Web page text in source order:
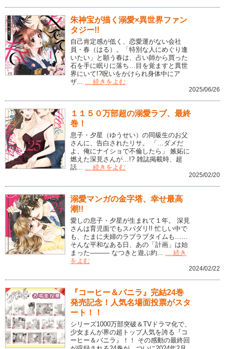
朱神宝が描く溺愛×異世界ファン
タジー!!
自己肯定感が低く、恋愛運がない会社
員・春（はる）。「特別な人にめぐり逢
いたい」と願う春は、占い師から買った
石を手に眠りに落ち…目を覚ますと異世
界にいて!?呪いをかけられ身体中にア
ザ...
... 続きをよむ
2025/06/26
１１５０万部超の溺愛ラブ、最終
巻！
息子・夕星（ゆうせい）の同級生のお父
さんに、告白されたリサ。 「…ダメだ
よ、俺にナイショで不倫したら」 嫉妬に
燃えた深見さんが…!? 雑誌掲載時、超
話...
... 続きをよむ
2025/02/20
溺愛マンガの金字塔、幸せ最高
潮!!
愛しの息子・夕星が生まれて１年。 深見
さんは育児面でもスパダリ!! 忙しい中で
も、たまに夫婦のラブラブタイムも……
そんな平和なある日、あの「計画」は始
まった――― なつきと遊ぶ約...
... 続き
をよむ
2024/02/22
『コーヒー＆バニラ』完結24巻
発売記念！人気名場面投票がスタ
ート！！
シリーズ1000万部突破＆TVドラマ化で、
少女まんが界の超トップ人気を誇る『コ
ーヒー＆バニラ』！！ その感動の最終回